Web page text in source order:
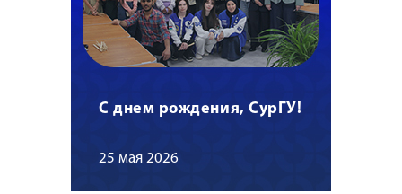
С днем рождения, СурГУ!
25 мая 2026